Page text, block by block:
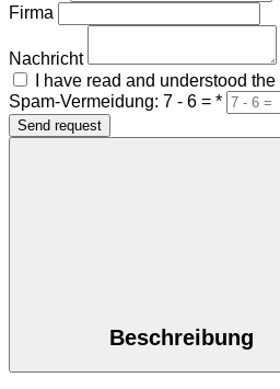
Firma
Nachricht
I have read and understood the
Spam-Vermeidung: 7 - 6 = *
Send request
Beschreibung